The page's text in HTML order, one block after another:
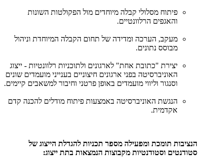
פיתוח מסלולי קבלה מיוחדים מול הפקולטות השונות
והאגפים הרלוונטיים.
מעקב, הערכה ומדידה של תחום הקבלה המיוחדת וניהול
מבוסס נתונים.
יצירת "כתובת אחת" לארגונים ולתוכניות רלוונטיות - ייצוג
האוניברסיטה בפני ארגונים חיצוניים בענייני מועמדים שונים
וסנגור וליווי מועמדים באופן פרטני וחיבור למשאבים קיימים.
הנגשת האוניברסיטה באמצעות פיתוח מודלים להכנה קדם
אקדמית.
הנציבות תומכת ומפעילה מספר תכניות להגדלת הייצוג של
סטודנטים וסטודנטיות מקבוצות הנמצאות בתת ייצוג: